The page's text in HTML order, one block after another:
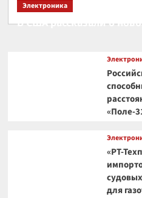
Электроника
В США рассказали о
«Поле-
«РТ-
для